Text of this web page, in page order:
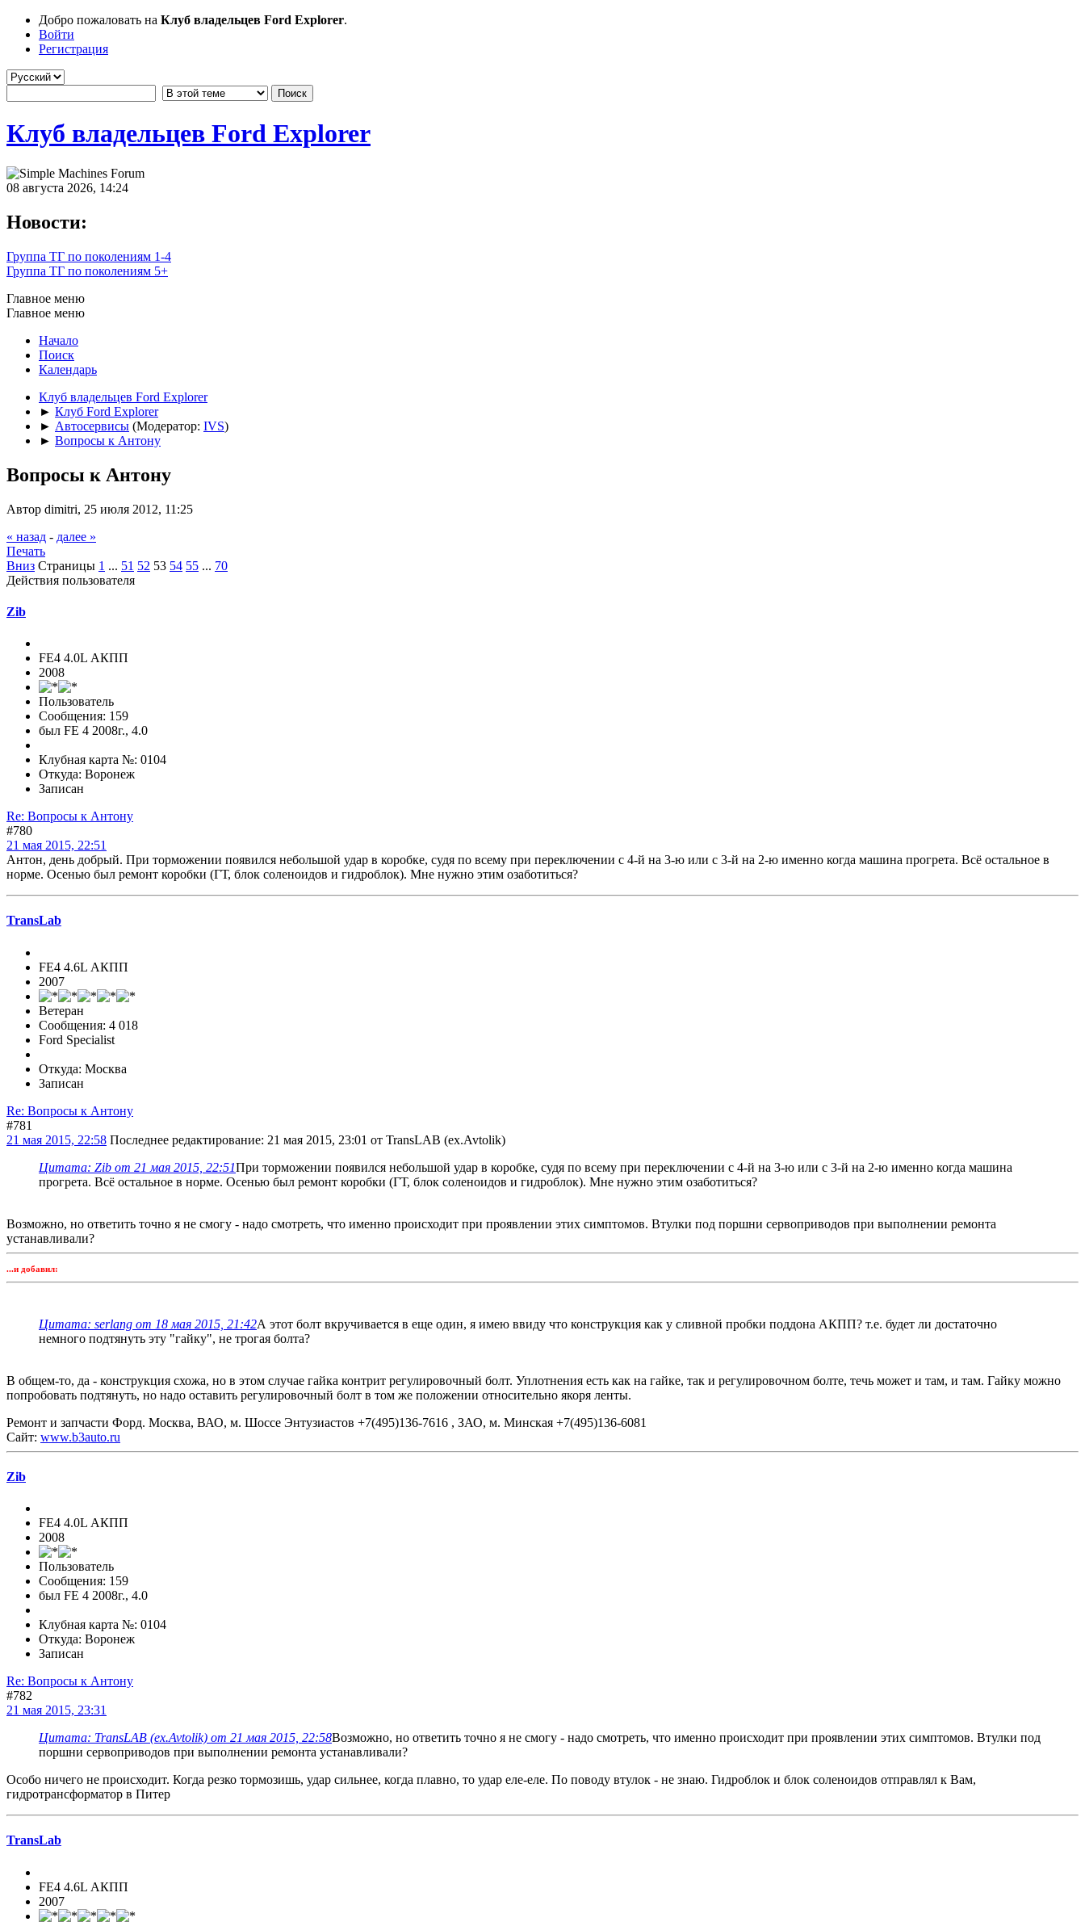
Добро пожаловать на Клуб владельцев Ford Explorer.
Войти
Регистрация
Клуб владельцев Ford Explorer
08 августа 2026, 14:24
Новости:
Группа ТГ по поколениям 1-4
Группа ТГ по поколениям 5+
Главное меню
Главное меню
Начало
Поиск
Календарь
Клуб владельцев Ford Explorer
► Клуб Ford Explorer
► Автосервисы (Модератор: IVS)
► Вопросы к Антону
Вопросы к Антону
Автор dimitri, 25 июля 2012, 11:25
« назад - далее »
Печать
Вниз Страницы 1 ... 51 52 53 54 55 ... 70
Действия пользователя
Zib
FE4 4.0L АКПП
2008
Пользователь
Сообщения: 159
был FE 4 2008г., 4.0
Клубная карта №: 0104
Откуда: Воронеж
Записан
Re: Вопросы к Антону
#780
21 мая 2015, 22:51
Антон, день добрый. При торможении появился небольшой удар в коробке, судя по всему при переключении с 4-й на 3-ю или с 3-й на 2-ю именно когда машина прогрета. Всё остальное в
норме. Осенью был ремонт коробки (ГТ, блок соленоидов и гидроблок). Мне нужно этим озаботиться?
TransLab
FE4 4.6L АКПП
2007
Ветеран
Сообщения: 4 018
Ford Specialist
Откуда: Москва
Записан
Re: Вопросы к Антону
#781
21 мая 2015, 22:58 Последнее редактирование: 21 мая 2015, 23:01 от TransLAB (ex.Avtolik)
Цитата: Zib от 21 мая 2015, 22:51При торможении появился небольшой удар в коробке, судя по всему при переключении с 4-й на 3-ю или с 3-й на 2-ю именно когда машина
прогрета. Всё остальное в норме. Осенью был ремонт коробки (ГТ, блок соленоидов и гидроблок). Мне нужно этим озаботиться?
Возможно, но ответить точно я не смогу - надо смотреть, что именно происходит при проявлении этих симптомов. Втулки под поршни сервоприводов при выполнении ремонта
устанавливали?
...и добавил:
Цитата: serlang от 18 мая 2015, 21:42А этот болт вкручивается в еще один, я имею ввиду что конструкция как у сливной пробки поддона АКПП? т.е. будет ли достаточно
немного подтянуть эту "гайку", не трогая болта?
В общем-то, да - конструкция схожа, но в этом случае гайка контрит регулировочный болт. Уплотнения есть как на гайке, так и регулировочном болте, течь может и там, и там. Гайку можно
попробовать подтянуть, но надо оставить регулировочный болт в том же положении относительно якоря ленты.
Ремонт и запчасти Форд. Москва, ВАО, м. Шоссе Энтузиастов +7(495)136-7616 , ЗАО, м. Минская +7(495)136-6081
Сайт: www.b3auto.ru
Zib
FE4 4.0L АКПП
2008
Пользователь
Сообщения: 159
был FE 4 2008г., 4.0
Клубная карта №: 0104
Откуда: Воронеж
Записан
Re: Вопросы к Антону
#782
21 мая 2015, 23:31
Цитата: TransLAB (ex.Avtolik) от 21 мая 2015, 22:58Возможно, но ответить точно я не смогу - надо смотреть, что именно происходит при проявлении этих симптомов. Втулки под
поршни сервоприводов при выполнении ремонта устанавливали?
Особо ничего не происходит. Когда резко тормозишь, удар сильнее, когда плавно, то удар еле-еле. По поводу втулок - не знаю. Гидроблок и блок соленоидов отправлял к Вам,
гидротрансформатор в Питер
TransLab
FE4 4.6L АКПП
2007